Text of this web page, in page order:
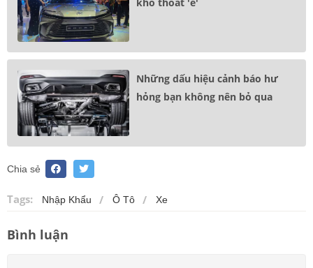
Những dấu hiệu cảnh báo hư
hỏng bạn không nên bỏ qua
Chia sẻ
Tags: Nhập Khẩu Ô Tô Xe
Bình luận